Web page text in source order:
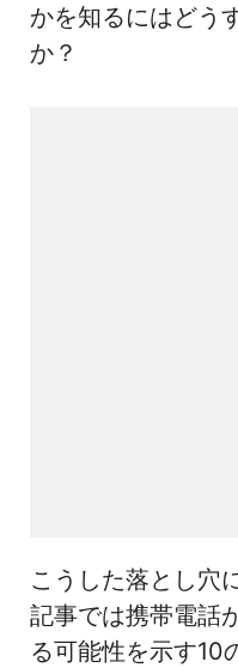
かを知るにはどう
か？
こうした落とし穴
記事では携帯電話
る可能性を示す10